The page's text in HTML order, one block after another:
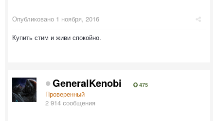
Опубликовано 1 ноября, 2016
Купить стим и живи спокойно.
GeneralKenobi 475
Проверенный
2 914 сообщения